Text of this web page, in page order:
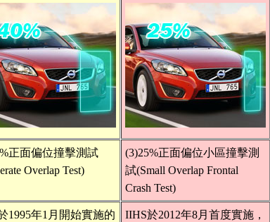
正面偏位撞擊測試
Overlap Test)
(3)25%正面偏位小區撞擊測
試(Small Overlap Frontal
Crash Test)
1995年1月開始實施的
IIHS於2012年8月首度實施，